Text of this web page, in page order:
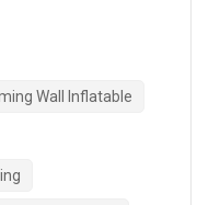
Wall Inflatable